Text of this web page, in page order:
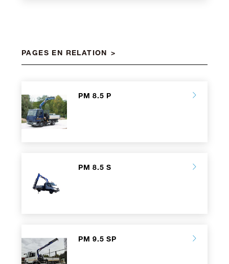
PAGES EN RELATION
PM 8.5 P
PM 8.5 S
PM 9.5 SP